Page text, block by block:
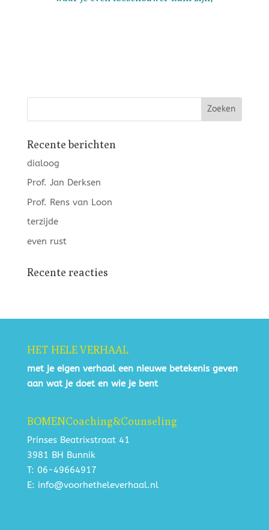
Recente berichten
dialoog
Prof. Jan Derksen
Prof. Rens van Loon
terzijde
even rust
Recente reacties
HET HELE VERHAAL
met je eigen verhaal een nieuwe betekenis geven
aan wat je doet en wie je bent
BOMENCoaching&Counseling
Prinses Beatrixstraat 41
3981 BH Bunnik
T: 06-49664917
E: info@voorhetheleverhaal.nl